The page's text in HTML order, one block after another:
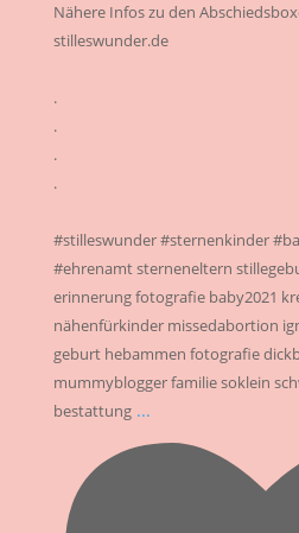
Nähere Infos zu den
stilleswunder.de
.
.
.
.
#stilleswunder #sternenkinder
#ehrenamt sterneneltern
erinnerung fotografie baby2021
nähenfürkinder missedabortion
geburt hebammen fotografie
mummyblogger familie soklein
bestattung ...